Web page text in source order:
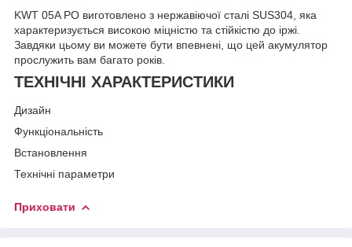
KWT 05A PO виготовлено з нержавіючої сталі SUS304, яка
характеризується високою міцністю та стійкістю до іржі.
Завдяки цьому ви можете бути впевнені, що цей акумулятор
прослужить вам багато років.
ТЕХНІЧНІ ХАРАКТЕРИСТИКИ
Дизайн
Функціональність
Встановлення
Технічні параметри
Приховати